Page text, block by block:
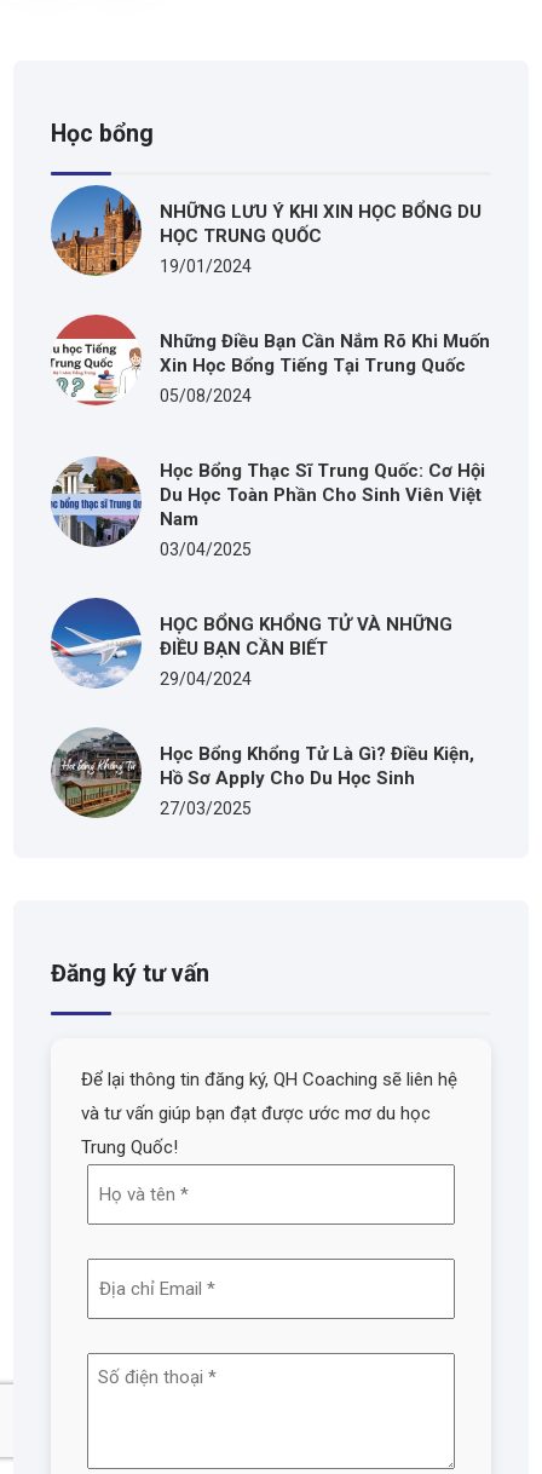
Học bổng
NHỮNG LƯU Ý KHI XIN HỌC BỔNG DU
HỌC TRUNG QUỐC
19/01/2024
Những Điều Bạn Cần Nắm Rõ Khi Muốn
Xin Học Bổng Tiếng Tại Trung Quốc
05/08/2024
Học Bổng Thạc Sĩ Trung Quốc: Cơ Hội
Du Học Toàn Phần Cho Sinh Viên Việt
Nam
03/04/2025
HỌC BỔNG KHỔNG TỬ VÀ NHỮNG
ĐIỀU BẠN CẦN BIẾT
29/04/2024
Học Bổng Khổng Tử Là Gì? Điều Kiện,
Hồ Sơ Apply Cho Du Học Sinh
27/03/2025
Đăng ký tư vấn
Để lại thông tin đăng ký, QH Coaching sẽ liên hệ
và tư vấn giúp bạn đạt được ước mơ du học
Trung Quốc!
tên
(Required)
email
(Required)
Số